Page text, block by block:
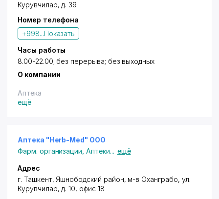
Курувчилар, д. 39
Номер телефона
+998...Показать
Часы работы
8.00-22.00; без перерыва; без выходных
О компании
Аптека
ещё
Аптека "Herb-Med" ООО
Фарм. организации ,Аптеки... ещё
Адрес
г. Ташкент, Яшнободский район, м-в Оханграбо, ул.
Курувчилар, д. 10, офис 18